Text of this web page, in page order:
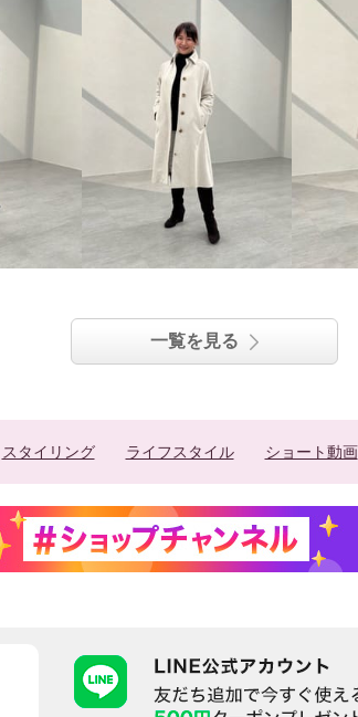
一覧を見る
スタイリング ライフスタイル ショート動画